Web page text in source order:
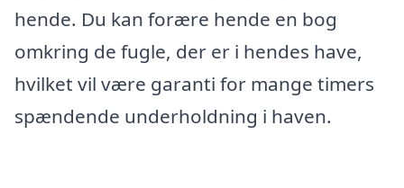
hende. Du kan forære hende en bog
omkring de fugle, der er i hendes have,
hvilket vil være garanti for mange timers
spændende underholdning i haven.